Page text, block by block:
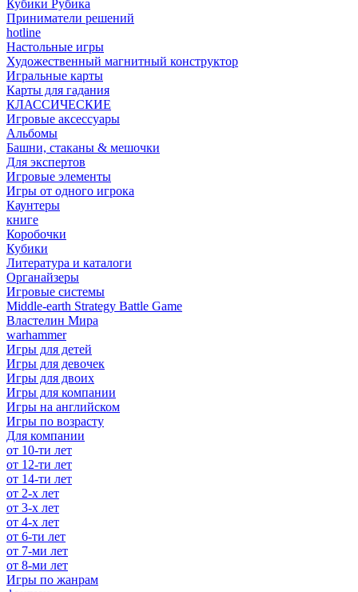
Кубики Рубика
Приниматели решений
hotline
Настольные игры
Художественный магнитный конструктор
Игральные карты
Карты для гадания
КЛАССИЧЕСКИЕ
Игровые аксессуары
Альбомы
Башни, стаканы & мешочки
Для экспертов
Игровые элементы
Игры от одного игрока
Каунтеры
книге
Коробочки
Кубики
Литература и каталоги
Органайзеры
Игровые системы
Middle-earth Strategy Battle Game
Властелин Мира
warhammer
Игры для детей
Игры для девочек
Игры для двоих
Игры для компании
Игры на английском
Игры по возрасту
Для компании
от 10-ти лет
от 12-ти лет
от 14-ти лет
от 2-х лет
от 3-х лет
от 4-х лет
от 6-ти лет
от 7-ми лет
от 8-ми лет
Игры по жанрам